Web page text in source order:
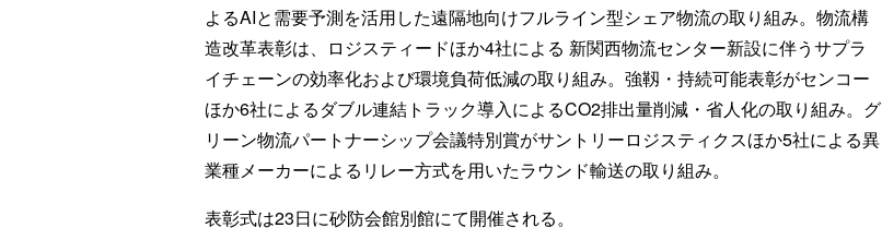
よるAIと需要予測を活用した遠隔地向けフルライン型シェア物流の取り組み。物流構
造改革表彰は、ロジスティードほか4社による 新関西物流センター新設に伴うサプラ
イチェーンの効率化および環境負荷低減の取り組み。強靱・持続可能表彰がセンコー
ほか6社によるダブル連結トラック導入によるCO2排出量削減・省人化の取り組み。グ
リーン物流パートナーシップ会議特別賞がサントリーロジスティクスほか5社による異
業種メーカーによるリレー方式を用いたラウンド輸送の取り組み。
表彰式は23日に砂防会館別館にて開催される。